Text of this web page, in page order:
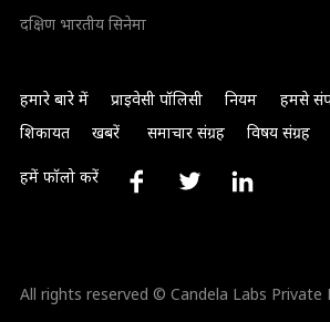
दक्षिण भारतीय सिनेमा
हमारे बारे में प्राइवेसी पॉलिसी नियम हमसे
शिकायत
खबरें समाचार संग्रह विषय संग्रह
हमें फॉलो करें
All rights reserved © Candela Labs Private